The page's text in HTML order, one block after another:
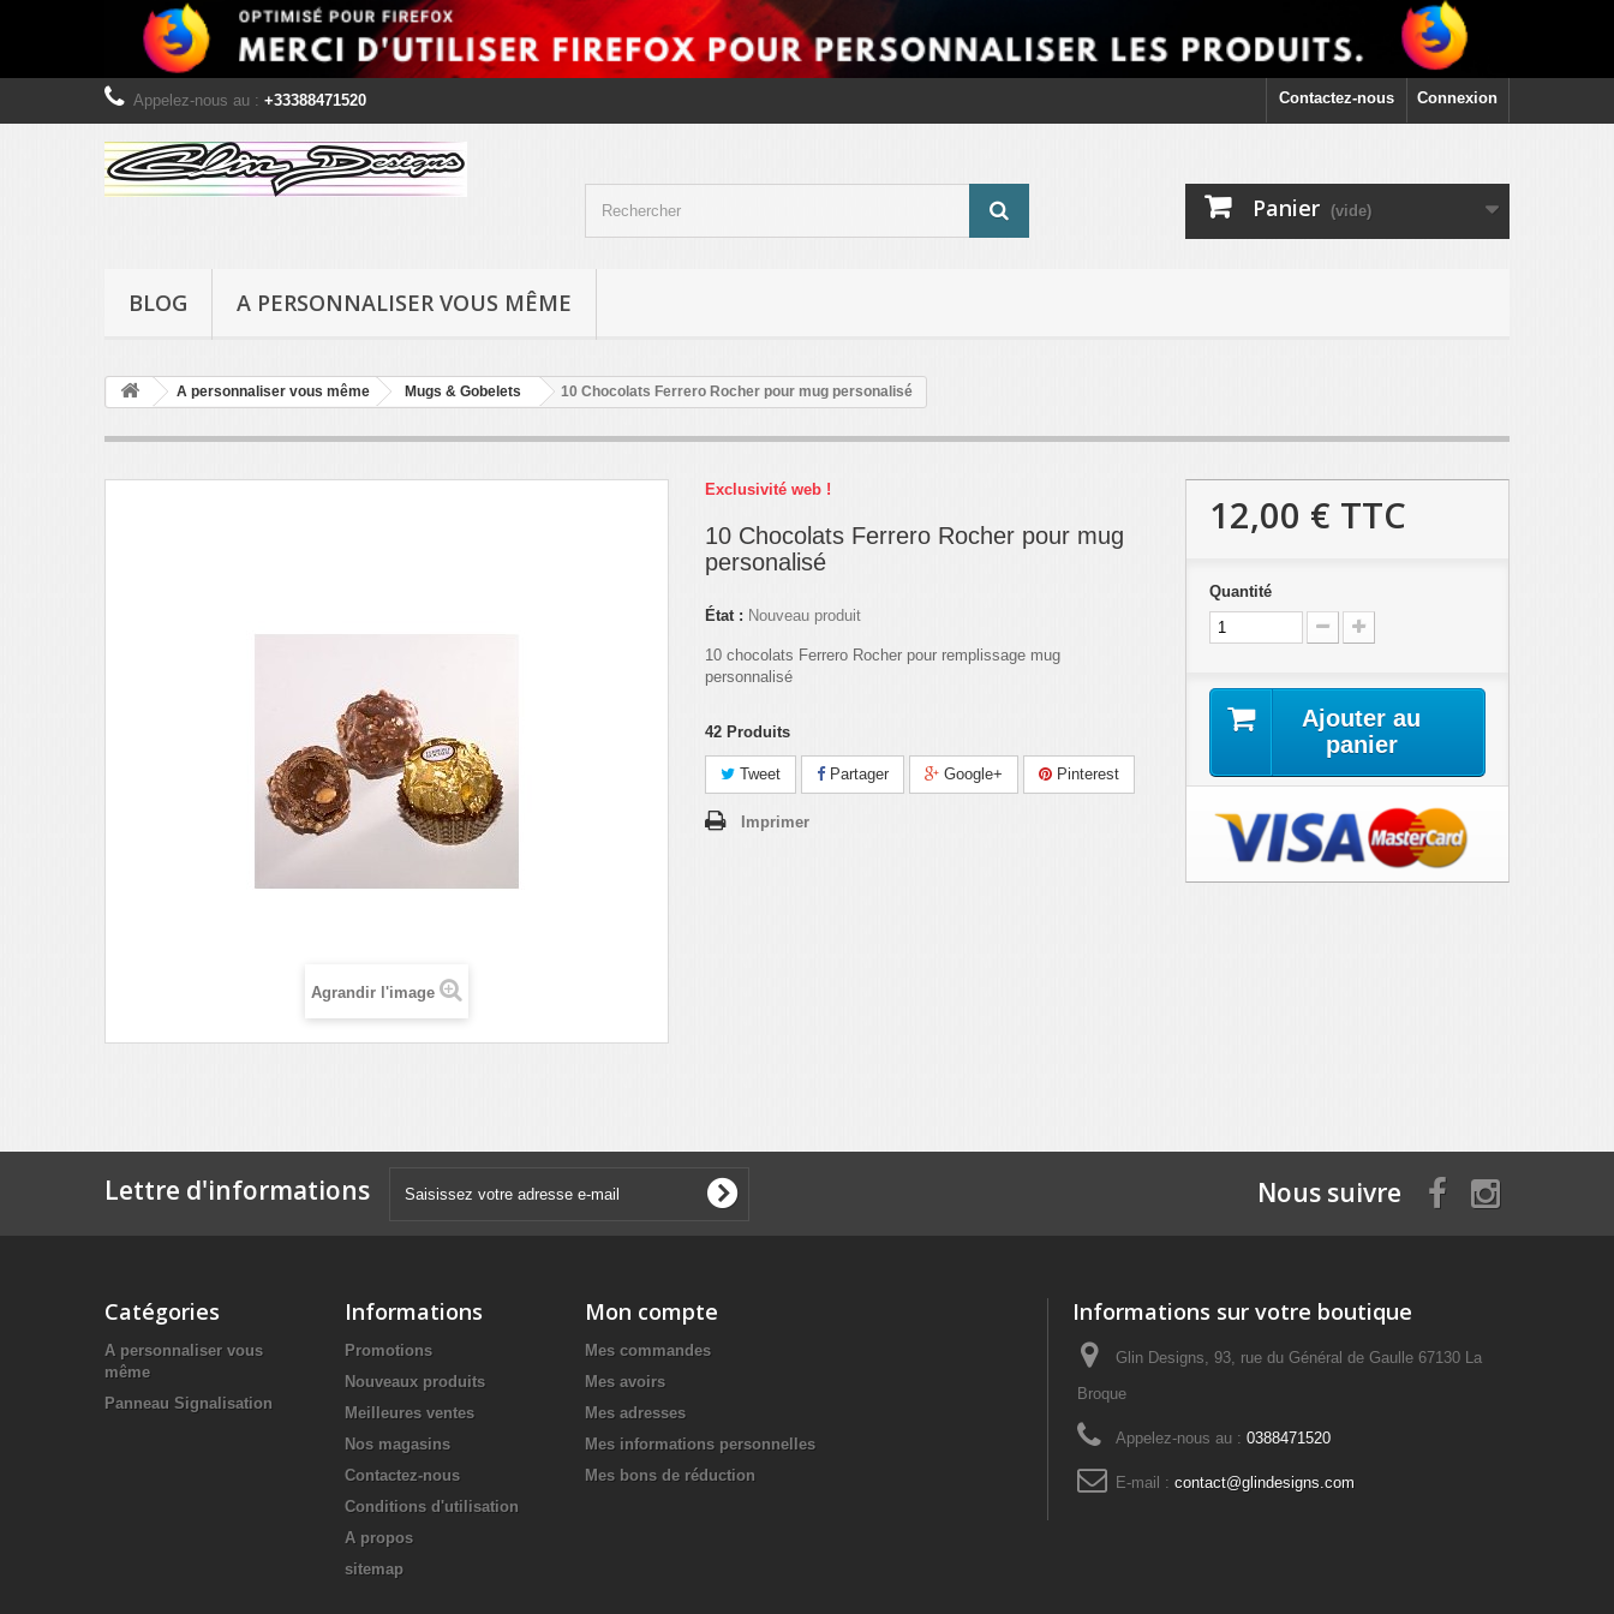
Connexion
Contactez-nous
Appelez-nous au : +33388471520
Panier (vide)
BLOG A PERSONNALISER VOUS MÊME
A personnaliser vous même Mugs & Gobelets 10 Chocolats Ferrero Rocher pour mug personalisé
Agrandir l'image
Exclusivité web !
10 Chocolats Ferrero Rocher pour mug
personalisé
État : Nouveau produit
10 chocolats Ferrero Rocher pour remplissage mug
personnalisé
42 Produits
Tweet Partager Google+ Pinterest
Imprimer
12,00 € TTC
Quantité
Ajouter au
panier
Lettre d'informations Nous suivre
Catégories
A personnaliser vous
même
Panneau Signalisation
Informations
Promotions
Nouveaux produits
Meilleures ventes
Nos magasins
Contactez-nous
Conditions d'utilisation
A propos
sitemap
Mon compte
Mes commandes
Mes avoirs
Mes adresses
Mes informations personnelles
Mes bons de réduction
Informations sur votre boutique
Glin Designs, 93, rue du Général de Gaulle 67130 La
Broque
Appelez-nous au : 0388471520
E-mail : contact@glindesigns.com